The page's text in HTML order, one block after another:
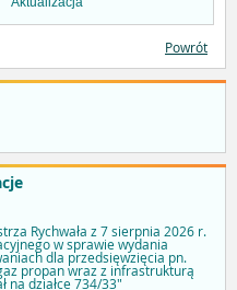
Rychwała z 7 sierpnia 2026 r.
w sprawie wydania
dla przedsięwzięcia pn.
propan wraz z infrastrukturą
na działce 734/33"
Powrót